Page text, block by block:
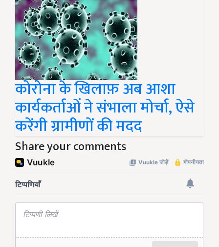
कोरोना के खिलाफ़ अब आशा
कार्यकर्ताओं ने संभाला मोर्चा, ऐसे
करेंगी ग्रामीणों की मदद
Share your comments